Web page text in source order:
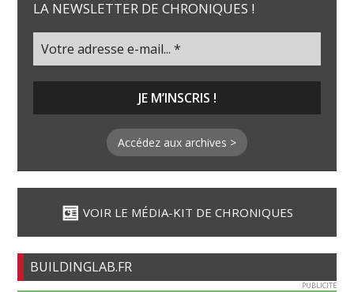
LA NEWSLETTER DE CHRONIQUES !
Accédez aux archives >
VOIR LE MÉDIA-KIT DE CHRONIQUES
BUILDINGLAB.FR
PUBLICITE